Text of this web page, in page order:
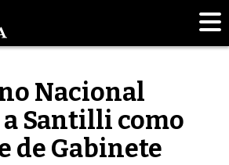
Nacional
Santilli como
de Gabinete